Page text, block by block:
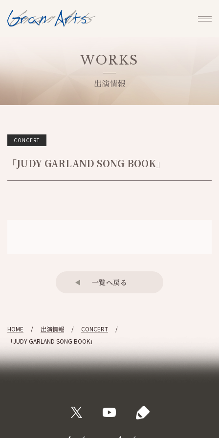
WORKS
出演情報
CONCERT
「JUDY GARLAND SONG BOOK」
一覧へ戻る
HOME 出演情報
CONCERT
「JUDY GARLAND SONG BOOK」